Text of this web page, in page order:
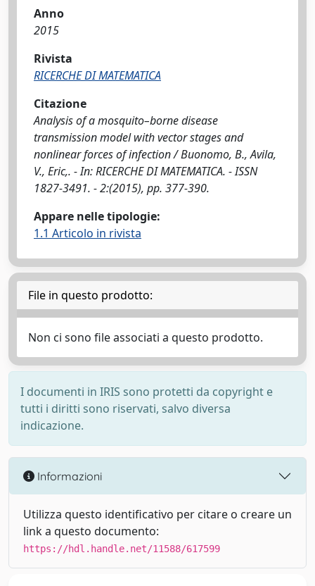
Anno
2015
Rivista
RICERCHE DI MATEMATICA
Citazione
Analysis of a mosquito–borne disease
transmission model with vector stages and
nonlinear forces of infection / Buonomo, B., Avila,
V., Eric,. - In: RICERCHE DI MATEMATICA. - ISSN
1827-3491. - 2:(2015), pp. 377-390.
Appare nelle tipologie:
1.1 Articolo in rivista
File in questo prodotto:
Non ci sono file associati a questo prodotto.
I documenti in IRIS sono protetti da copyright e
tutti i diritti sono riservati, salvo diversa
indicazione.
Informazioni
Utilizza questo identificativo per citare o creare un
link a questo documento:
https://hdl.handle.net/11588/617599